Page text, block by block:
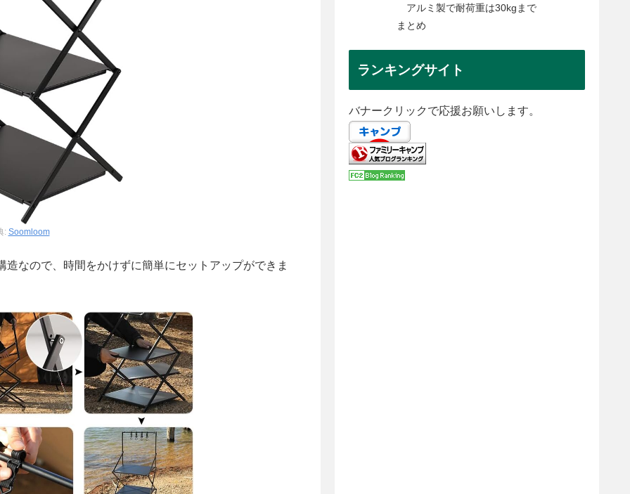
: Soomloom
なので、時間をかけずに簡単にセットアップができま
アルミ製で耐荷重は30kgまで
まとめ
ランキングサイト
バナークリックで応援お願いします。